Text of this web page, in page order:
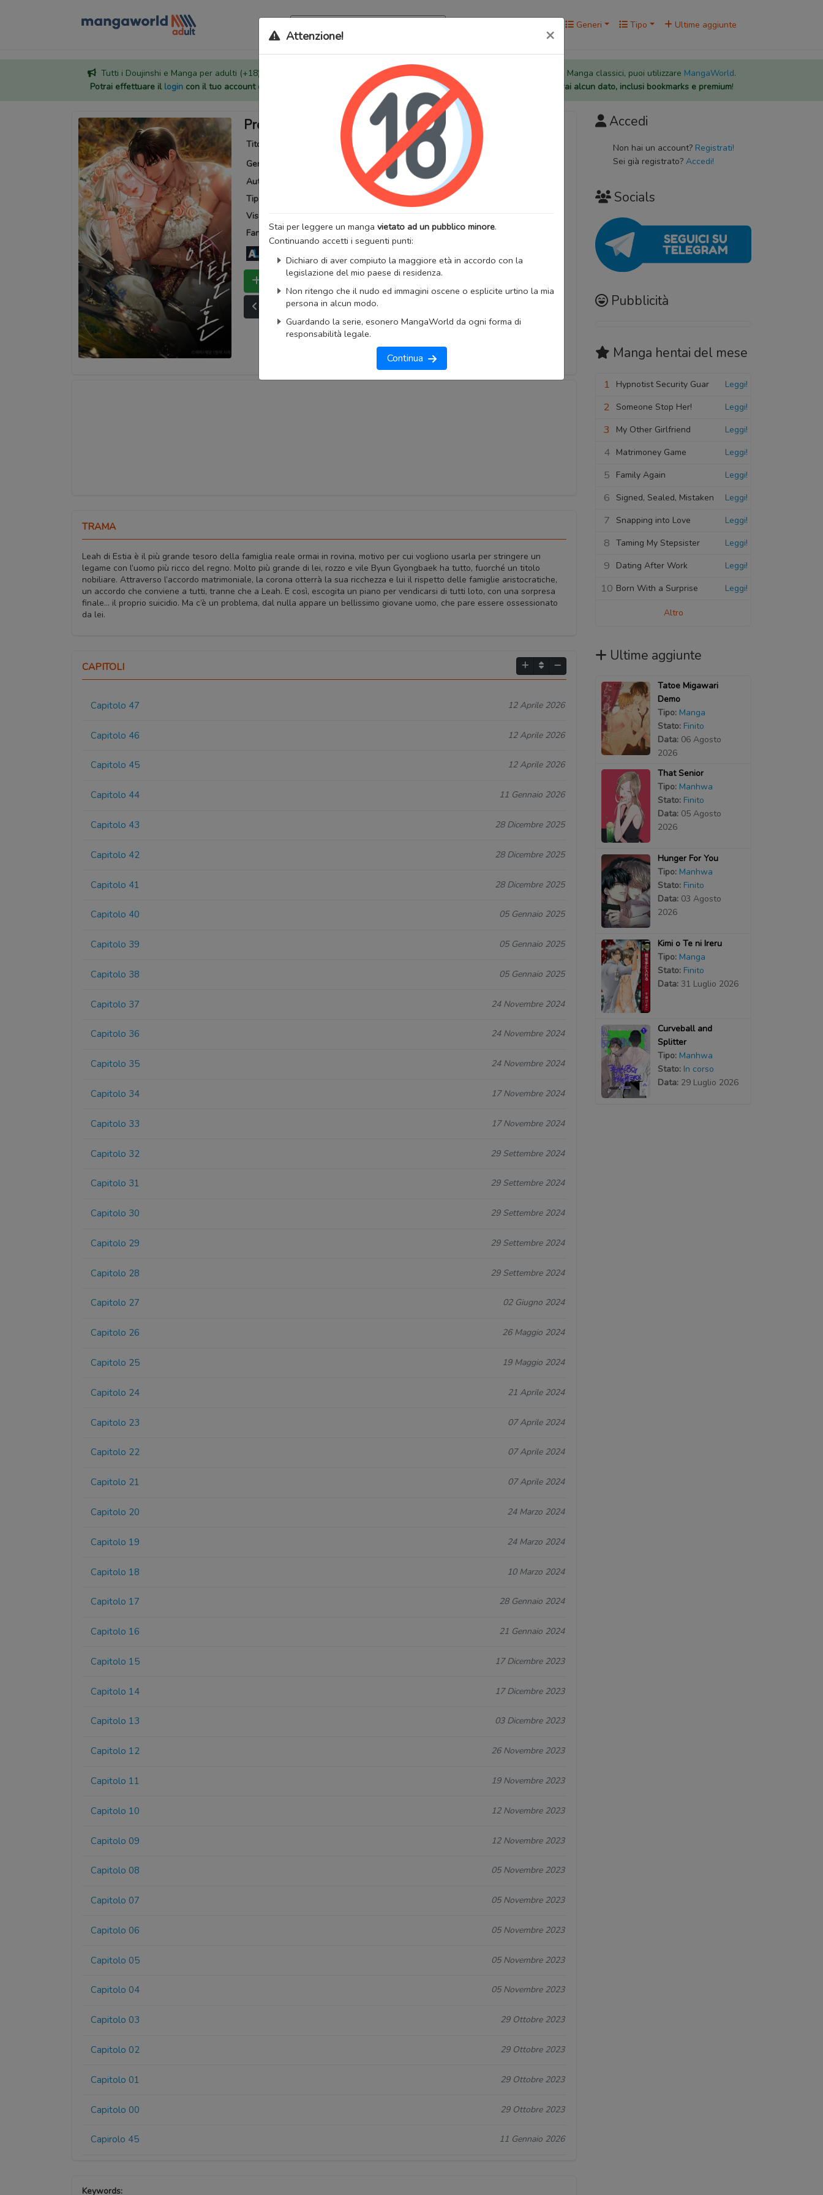
Generi Tipo Ultime aggiunte
Tutti i Doujinshi e Manga per adulti (+18) sono stati trasferiti sul nostro nuovo sito ( mangaworldadult.net ); invece, per i Manga classici, puoi utilizzare MangaWorld.
Potrai effettuare il logincon il tuo account di MangaWorld tutti i dati sono condivisitra i due siti, quindi non perderai alcun dato, inclusi bookmarks e premium!
Attenzione! ×
Stai per leggere un manga vietato ad un pubblico minore.
Continuando accetti i seguenti punti:
Dichiaro di aver compiuto la maggiore età in accordo con la
legislazione del mio paese di residenza.
Non ritengo che il nudo ed immagini oscene o esplicite urtino la mia
persona in alcun modo.
Guardando la serie, esonero MangaWorld da ogni forma di
responsabilità legale.
Continua
Predatory Marriage
Titoli alternativi:
Predatory Soul, 약탈혼
Generi:
Romantico Smut
Autore: Artista:Hera (II)
Tipo:
Stato:In corso
Visualizzazioni:
Fansub:Aine Team
Bookmark Lista capitoli
Ultimo capitolo
Primo capitolo
TRAMA
Leah di Estia è il più grande tesoro della famiglia reale ormai in rovina, motivo per cui vogliono usarla per stringere un
legame con l’uomo più ricco del regno. Molto più grande di lei, rozzo e vile Byun Gyongbaek ha tutto, fuorché un titolo
nobiliare. Attraverso l’accordo matrimoniale, la corona otterrà la sua ricchezza e lui il rispetto delle famiglie aristocratiche,
un accordo che conviene a tutti, tranne che a Leah. E così, escogita un piano per vendicarsi di tutti loto, con una sorpresa
finale… il proprio suicidio. Ma c’è un problema, dal nulla appare un bellissimo giovane uomo, che pare essere ossessionato
da lei.
CAPITOLI
Capitolo 47 12 Aprile 2026
Capitolo 46 12 Aprile 2026
Capitolo 45 12 Aprile 2026
Capitolo 44 11 Gennaio 2026
Capitolo 43 28 Dicembre 2025
Capitolo 42 28 Dicembre 2025
Capitolo 41 28 Dicembre 2025
Capitolo 40 05 Gennaio 2025
Capitolo 39 05 Gennaio 2025
Capitolo 38 05 Gennaio 2025
Capitolo 37 24 Novembre 2024
Capitolo 36 24 Novembre 2024
Capitolo 35 24 Novembre 2024
Capitolo 34 17 Novembre 2024
Capitolo 33 17 Novembre 2024
Capitolo 32 29 Settembre 2024
Capitolo 31 29 Settembre 2024
Capitolo 30 29 Settembre 2024
Capitolo 29 29 Settembre 2024
Capitolo 28 29 Settembre 2024
Capitolo 27 02 Giugno 2024
Capitolo 26 26 Maggio 2024
Capitolo 25 19 Maggio 2024
Capitolo 24 21 Aprile 2024
Capitolo 23 07 Aprile 2024
Capitolo 22 07 Aprile 2024
Capitolo 21 07 Aprile 2024
Capitolo 20 24 Marzo 2024
Capitolo 19 24 Marzo 2024
Capitolo 18 10 Marzo 2024
Capitolo 17 28 Gennaio 2024
Capitolo 16 21 Gennaio 2024
Capitolo 15 17 Dicembre 2023
Capitolo 14 17 Dicembre 2023
Capitolo 13 03 Dicembre 2023
Capitolo 12 26 Novembre 2023
Capitolo 11 19 Novembre 2023
Capitolo 10 12 Novembre 2023
Capitolo 09 12 Novembre 2023
Capitolo 08 05 Novembre 2023
Capitolo 07 05 Novembre 2023
Capitolo 06 05 Novembre 2023
Capitolo 05 05 Novembre 2023
Capitolo 04 05 Novembre 2023
Capitolo 03 29 Ottobre 2023
Capitolo 02 29 Ottobre 2023
Capitolo 01 29 Ottobre 2023
Capitolo 00 29 Ottobre 2023
Capirolo 45 11 Gennaio 2026
Keywords:
Accedi
Non hai un account? Registrati!
Sei già registrato? Accedi!
Socials
Pubblicità
Manga hentai del mese
1 Hypnotist Security Guar Leggi!
2 Someone Stop Her! Leggi!
3 My Other Girlfriend Leggi!
4 Matrimoney Game Leggi!
5 Family Again Leggi!
6 Signed, Sealed, Mistaken Leggi!
7 Snapping into Love Leggi!
8 Taming My Stepsister Leggi!
9 Dating After Work Leggi!
10 Born With a Surprise Leggi!
Altro
Ultime aggiunte
Tatoe Migawari
Demo
Tipo: Manga
Stato: Finito
Data: 06 Agosto
2026
That Senior
Tipo: Manhwa
Stato: Finito
Data: 05 Agosto
2026
Hunger For You
Tipo: Manhwa
Stato: Finito
Data: 03 Agosto
2026
Kimi o Te ni Ireru
Tipo: Manga
Stato: Finito
Data: 31 Luglio 2026
Curveball and
Splitter
Tipo: Manhwa
Stato: In corso
Data: 29 Luglio 2026